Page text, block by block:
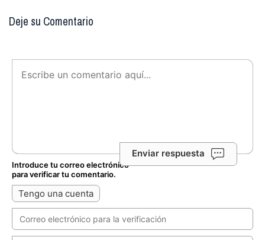
Deje su Comentario
Enviar respuesta
Introduce tu correo electrónico
para verificar tu comentario.
Tengo una cuenta